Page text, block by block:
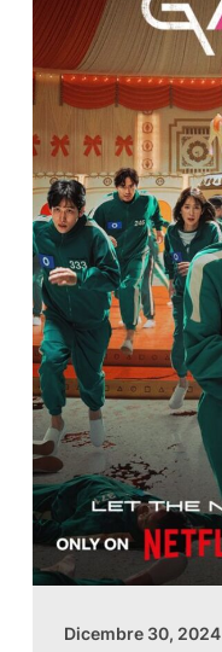
Dicembre 30, 2024